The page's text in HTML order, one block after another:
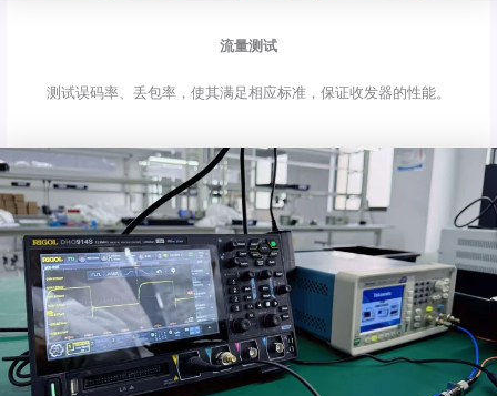
流量测试
测试误码率、丢包率，使其满足相应标准，保证收发器的性能。